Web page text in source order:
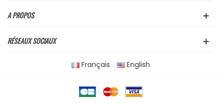
A PROPOS
RÉSEAUX SOCIAUX
Français English